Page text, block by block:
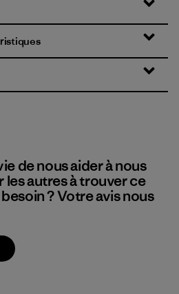
de nous aider à nous
les autres à trouver ce
? Votre avis nous